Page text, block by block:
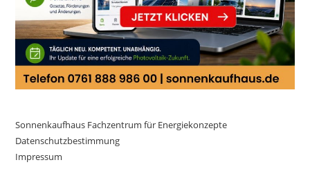
Sonnenkaufhaus Fachzentrum für Energiekonzepte
Datenschutzbestimmung
Impressum